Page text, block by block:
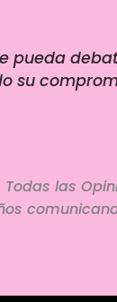
pueda
su
las